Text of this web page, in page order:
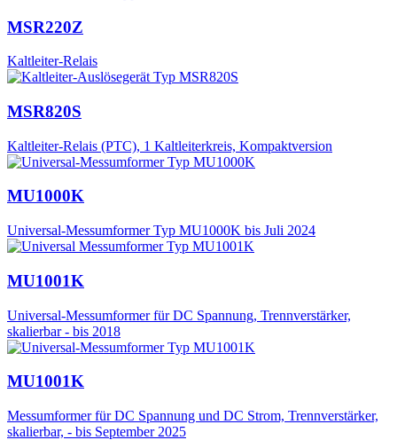
MSR220Z
Kaltleiter-Relais
MSR820S
Kaltleiter-Relais (PTC), 1 Kaltleiterkreis, Kompaktversion
MU1000K
Universal-Messumformer Typ MU1000K bis Juli 2024
MU1001K
Universal-Messumformer für DC Spannung, Trennverstärker,
skalierbar - bis 2018
MU1001K
Messumformer für DC Spannung und DC Strom, Trennverstärker,
skalierbar, - bis September 2025